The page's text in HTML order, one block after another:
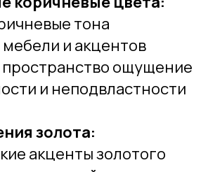
тона
и акцентов
пространство ощущение
и неподвластности
золота:
акценты золотого